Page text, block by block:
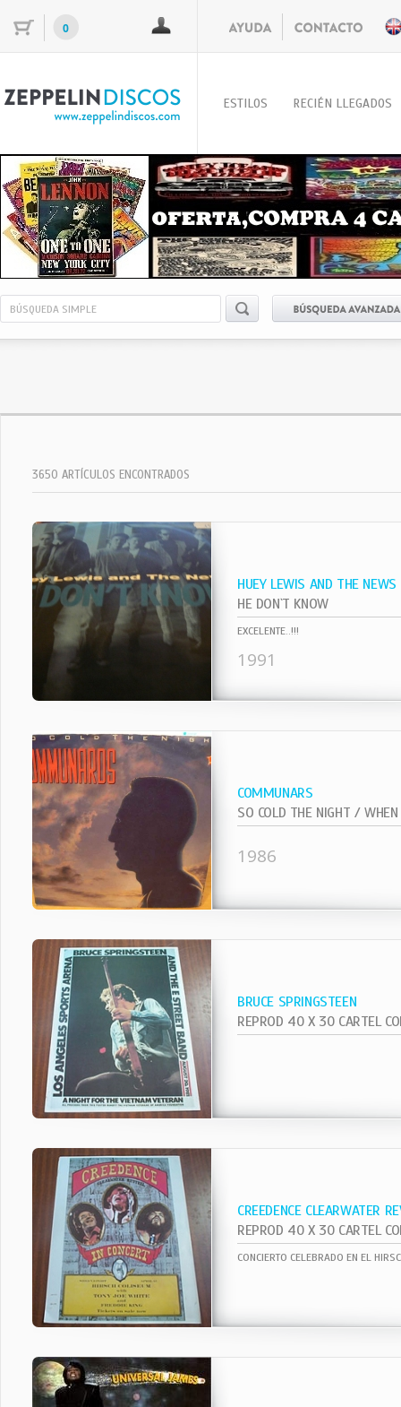
0
ESTILOS RECIÉN LLEGADOS
3650 ARTÍCULOS ENCONTRADOS
HUEY LEWIS AND THE NEWS
HE DON`T KNOW
EXCELENTE..!!!
1991
COMMUNARS
1986
BRUCE SPRINGSTEEN
CREEDENCE CLEARWATER
CONCIERTO CELEBRADO EN EL